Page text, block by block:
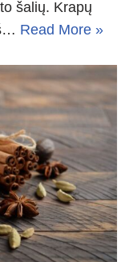
šalių. Krapų
Read More »